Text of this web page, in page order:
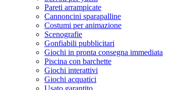
Pareti arrampicate
Cannoncini sparapalline
Costumi per animazione
Scenografie
Gonfiabili pubblicitari
Giochi in pronta consegna immediata
Piscina con barchette
Giochi interattivi
Giochi acquatici
Usato garantito